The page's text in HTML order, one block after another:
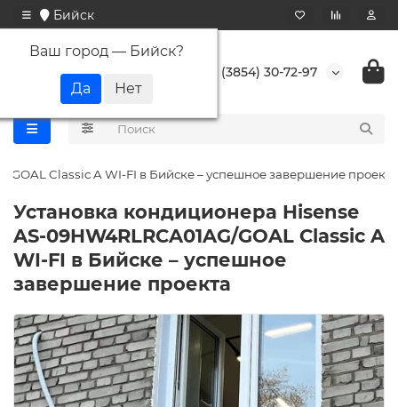
Бийск
Ваш город — Бийск?
+7 (3854) 30-72-97
Classic A WI-FI в Бийске – успешное завершение проекта
Установка кондиционера Hisense
AS-09HW4RLRCA01AG/GOAL Classic A
WI-FI в Бийске – успешное
завершение проекта